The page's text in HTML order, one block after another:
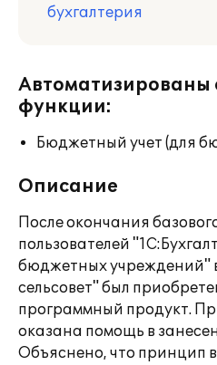
бухгалтерия
функции:
Бюджетный учет (для
Описание
После окончания
пользователей
бюджетных учреждений"
сельсовет" был
программный продукт.
оказана помощь в
Объяснено, что принцип